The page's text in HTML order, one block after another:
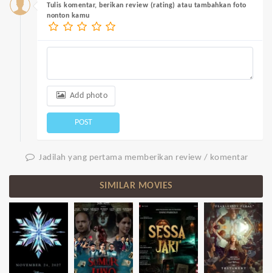
Tulis komentar, berikan review (rating) atau tambahkan foto
nonton kamu
Add photo
POST
Jadilah yang pertama memberikan review / komentar
SIMILAR MOVIES